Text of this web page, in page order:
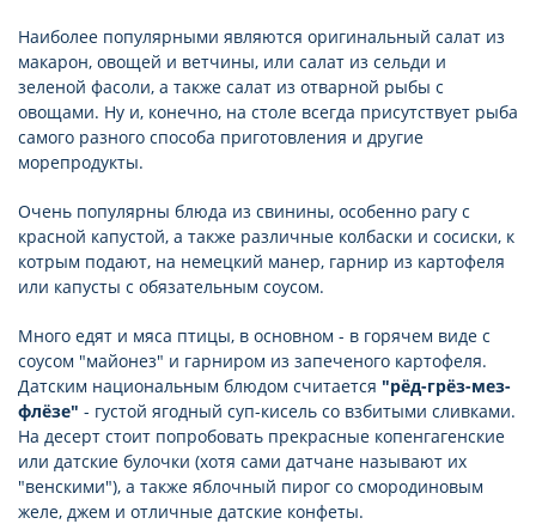
Наиболее популярными являются оригинальный салат из
макарон, овощей и ветчины, или салат из сельди и
зеленой фасоли, а также салат из отварной рыбы с
овощами. Ну и, конечно, на столе всегда присутствует рыба
самого разного способа приготовления и другие
морепродукты.
Очень популярны блюда из свинины, особенно рагу с
красной капустой, а также различные колбаски и сосиски, к
котрым подают, на немецкий манер, гарнир из картофеля
или капусты с обязательным соусом.
Много едят и мяса птицы, в основном - в горячем виде с
соусом "майонез" и гарниром из запеченого картофеля.
Датским национальным блюдом считается "рёд-грёз-мез-
флёзе" - густой ягодный суп-кисель со взбитыми сливками.
На десерт стоит попробовать прекрасные копенгагенские
или датские булочки (хотя сами датчане называют их
"венскими"), а также яблочный пирог со смородиновым
желе, джем и отличные датские конфеты.